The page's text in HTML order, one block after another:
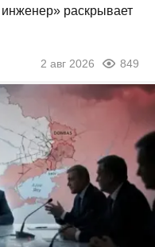
инженер» раскрывает
2 авг 2026 849